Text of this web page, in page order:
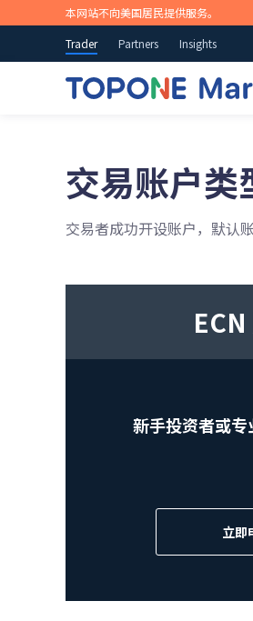
本网站不向美国居民提供服务。
Trader
Partners Insights
交易全球市场
油、股票、指数等等。概览>
立即开始交易
尝试免费模拟账户
随时随地开启交
苹果商店
市场新闻和研究
业策略参考。
教育概况
关于TOPONE
台和应用程序，您可以交易
立即开始交易
尝试免费模拟账户
交易账户类
交易者成功开设账户，默认
新手投资者或
立即